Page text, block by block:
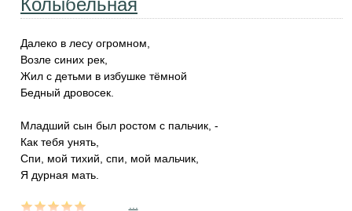
Далеко в лесу огромном,
Возле синих рек,
Жил с детьми в избушке тёмной
Бедный дровосек.
Младший сын был ростом с пальчик, -
Как тебя унять,
Спи, мой тихий, спи, мой мальчик,
Я дурная мать.